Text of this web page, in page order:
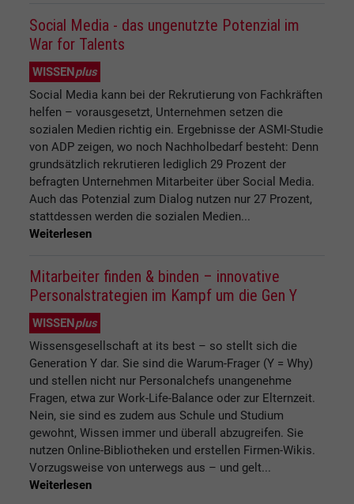
Social Media - das ungenutzte Potenzial im
War for Talents
WISSENplus
Social Media kann bei der Rekrutierung von Fachkräften
helfen – vorausgesetzt, Unternehmen setzen die
sozialen Medien richtig ein. Ergebnisse der ASMI-Studie
von ADP zeigen, wo noch Nachholbedarf besteht: Denn
grundsätzlich rekrutieren lediglich 29 Prozent der
befragten Unternehmen Mitarbeiter über Social Media.
Auch das Potenzial zum Dialog nutzen nur 27 Prozent,
stattdessen werden die sozialen Medien...
Weiterlesen
Mitarbeiter finden & binden – innovative
Personalstrategien im Kampf um die Gen Y
WISSEN plus
Wissensgesellschaft at its best – so stellt sich die
Generation Y dar. Sie sind die Warum-Frager (Y = Why)
und stellen nicht nur Personalchefs unangenehme
Fragen, etwa zur Work-Life-Balance oder zur Elternzeit.
Nein, sie sind es zudem aus Schule und Studium
gewohnt, Wissen immer und überall abzugreifen. Sie
nutzen Online-Bibliotheken und erstellen Firmen-Wikis.
Vorzugsweise von unterwegs aus – und gelt...
Weiterlesen